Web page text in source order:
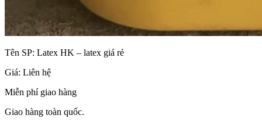
Tên SP: Latex HK – latex giá rẻ
Giá: Liên hệ
Miễn phí giao hàng
Giao hàng toàn quốc.